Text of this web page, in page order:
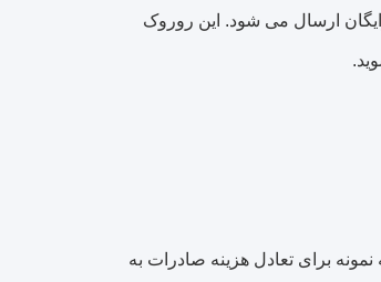
ارسال می شود. این روروک
نمونه برای تعادل هزینه صادرات به